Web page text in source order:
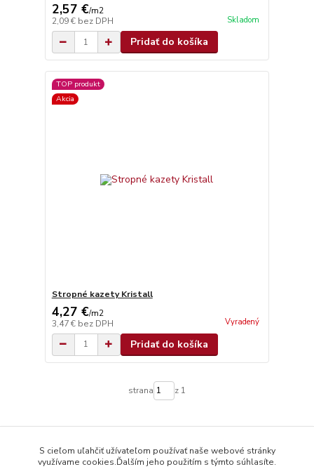
2,57 €/m2
2,09 € bez DPH Skladom
Pridať do košíka
TOP produkt
Akcia
Stropné kazety Kristall
4,27 €/m2
3,47 € bez DPH Vyradený
Pridať do košíka
strana z 1
S cieľom uľahčiť užívateľom používať naše webové stránky
využívame cookies.Ďalším jeho použitím s týmto súhlasíte.